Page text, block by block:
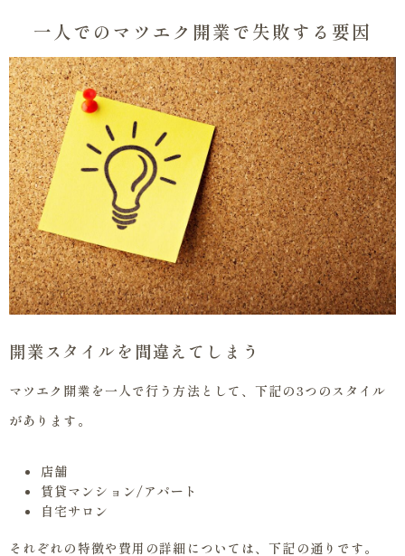
一人でのマツエク開業で失敗する要因
開業スタイルを間違えてしまう
マツエク開業を一人で行う方法として、下記の3つのスタイル
があります。
店舗
賃貸マンション/アパート
自宅サロン
それぞれの特徴や費用の詳細については、下記の通りです。